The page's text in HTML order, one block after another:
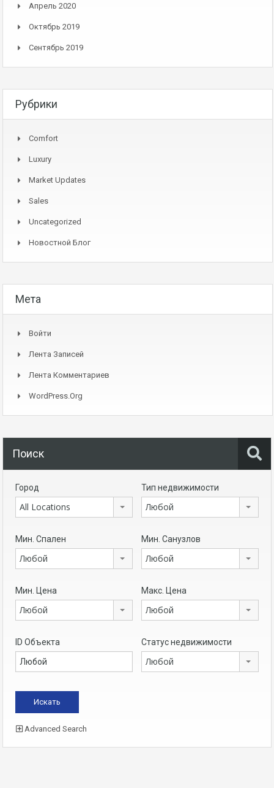
Апрель 2020
Октябрь 2019
Сентябрь 2019
Рубрики
Comfort
Luxury
Market Updates
Sales
Uncategorized
Новостной Блог
Мета
Войти
Лента Записей
Лента Комментариев
WordPress.org
Поиск
Город
All Locations
Тип недвижимости
Любой
Мин. Спален
Любой
Мин. Санузлов
Любой
Мин. Цена
Любой
Макс. Цена
Любой
ID Объекта Статус недвижимости
Любой
Advanced Search